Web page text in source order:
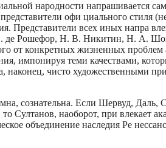
народ­ности напрашивается
офи­ циального стиля
Представители всех иных напра­
Рошефор, Н. В. Никитин, Н. А.
от конкретных жизненных
импонируя теми качествами,
наконец, чисто художественными
сознательна. Если Шервуд, Даль,
Султанов, наоборот, при­ влекает
объединение наследия Ре­